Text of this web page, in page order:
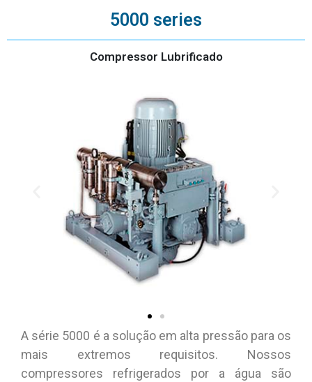
5000 series
Compressor Lubrificado
A série 5000 é a solução em alta pressão para os
mais extremos requisitos. Nossos
compressores refrigerados por a água são